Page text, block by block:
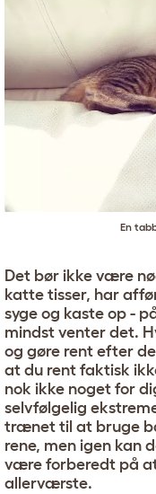
En
Det bør ikke være
katte tisser, har
syge og kaste op -
mindst venter det.
og gøre rent efter
at du rent faktisk
nok ikke noget for
selvfølgelig
trænet til at bruge
rene, men igen kan
være forberedt på
allerværste.